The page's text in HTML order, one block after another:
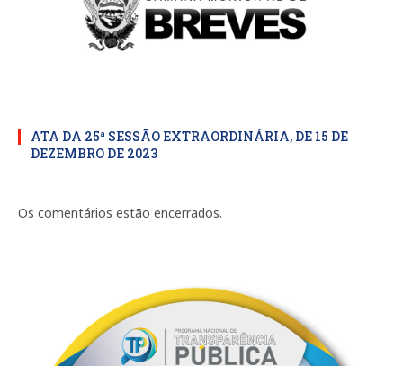
ATA DA 25ª SESSÃO EXTRAORDINÁRIA, DE 15 DE
DEZEMBRO DE 2023
Os comentários estão encerrados.